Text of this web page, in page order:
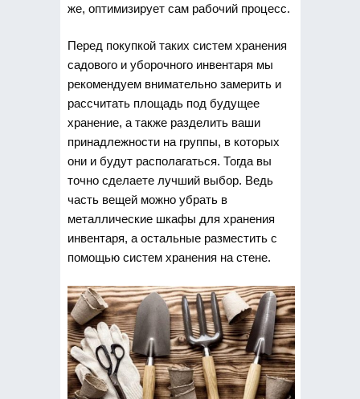
же, оптимизирует сам рабочий процесс.
Перед покупкой таких систем хранения
садового и уборочного инвентаря мы
рекомендуем внимательно замерить и
рассчитать площадь под будущее
хранение, а также разделить ваши
принадлежности на группы, в которых
они и будут располагаться. Тогда вы
точно сделаете лучший выбор. Ведь
часть вещей можно убрать в
металлические шкафы для хранения
инвентаря, а остальные разместить с
помощью систем хранения на стене.